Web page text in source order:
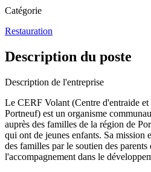
Catégorie
Restauration
Description du poste
Description de l'entreprise
Le CERF Volant (Centre d'entraide et
Portneuf) est un organisme
auprès des familles de la région de
qui ont de jeunes enfants. Sa mission
des familles par le soutien des
l'accompagnement dans le